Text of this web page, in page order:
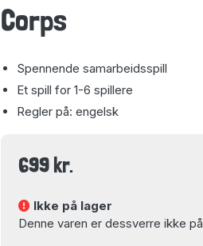
Corps
Spennende samarbeidsspill
Et spill for 1-6 spillere
Regler på: engelsk
699 kr.
Ikke på lager
Denne varen er dessverre ikke